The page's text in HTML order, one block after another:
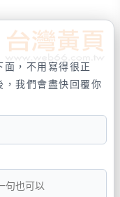
，不用寫得很正
我們會盡快回覆你